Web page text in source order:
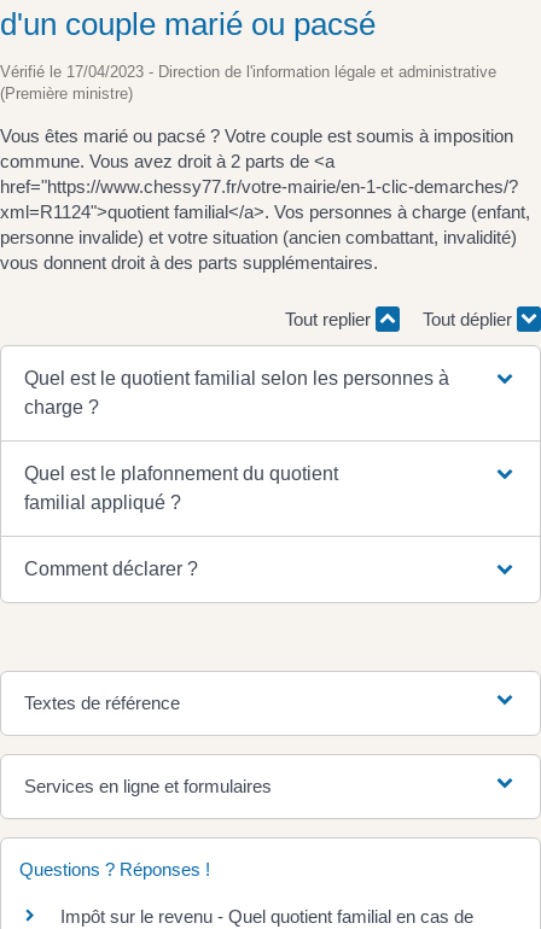
d'un couple marié ou pacsé
Vérifié le 17/04/2023 - Direction de l'information légale et administrative
(Première ministre)
Vous êtes marié ou pacsé ? Votre couple est soumis à imposition
commune. Vous avez droit à 2 parts de <a
href="https://www.chessy77.fr/votre-mairie/en-1-clic-demarches/?
xml=R1124">quotient familial</a>. Vos personnes à charge (enfant,
personne invalide) et votre situation (ancien combattant, invalidité)
vous donnent droit à des parts supplémentaires.
Tout replier Tout déplier
Quel est le quotient familial selon les personnes à
charge ?
Quel est le plafonnement du quotient
familial appliqué ?
Comment déclarer ?
Textes de référence
Services en ligne et formulaires
Questions ? Réponses !
Impôt sur le revenu - Quel quotient familial en cas de